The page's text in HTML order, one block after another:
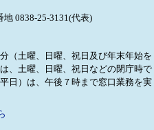
地 0838-25-3131(代表)
（土曜、日曜、祝日及び年末年始を
、土曜、日曜、祝日などの閉庁時で
日）は、午後７時まで窓口業務を実